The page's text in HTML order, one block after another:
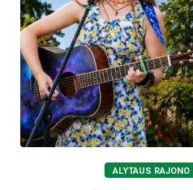
ALYTAUS RAJONO